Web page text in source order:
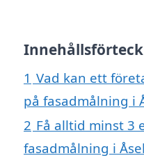
1 Vad kan ett
på fasadmålning i
2 Få alltid minst 3
fasadmålning i